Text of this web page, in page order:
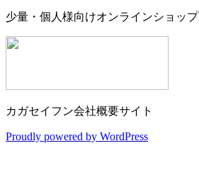
少量・個人様向けオンラインショップ
カガセイフン会社概要サイト
Proudly powered by WordPress